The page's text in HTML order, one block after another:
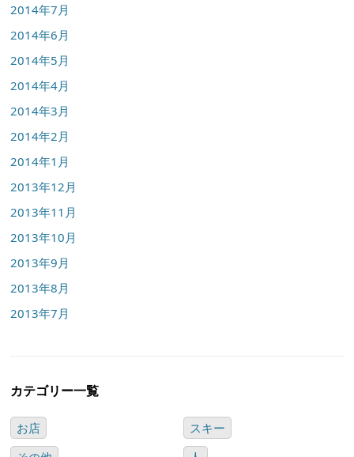
2014年7月
2014年6月
2014年5月
2014年4月
2014年3月
2014年2月
2014年1月
2013年12月
2013年11月
2013年10月
2013年9月
2013年8月
2013年7月
カテゴリー一覧
お店
スキー